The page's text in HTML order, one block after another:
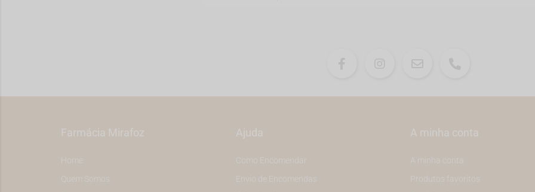
Farmácia Mirafoz
Home
Quem Somos
Ajuda
Como Encomendar
Envio de Encomendas
A minha conta
A minha conta
Produtos favoritos